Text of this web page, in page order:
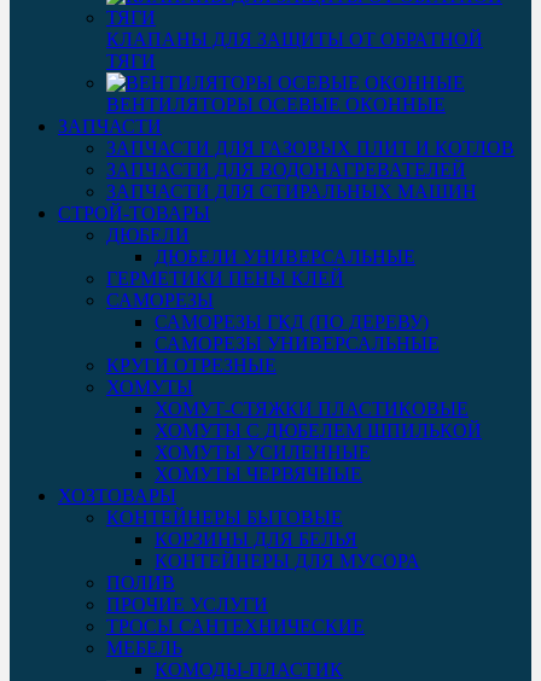
КЛАПАНЫ ДЛЯ ЗАЩИТЫ ОТ ОБРАТНОЙ
ТЯГИ
ВЕНТИЛЯТОРЫ ОСЕВЫЕ ОКОННЫЕ
ЗАПЧАСТИ
ЗАПЧАСТИ ДЛЯ ГАЗОВЫХ ПЛИТ И КОТЛОВ
ЗАПЧАСТИ ДЛЯ ВОДОНАГРЕВАТЕЛЕЙ
ЗАПЧАСТИ ДЛЯ СТИРАЛЬНЫХ МАШИН
СТРОЙ-ТОВАРЫ
ДЮБЕЛИ
ДЮБЕЛИ УНИВЕРСАЛЬНЫЕ
ГЕРМЕТИКИ ПЕНЫ КЛЕЙ
САМОРЕЗЫ
САМОРЕЗЫ ГКД (ПО ДЕРЕВУ)
САМОРЕЗЫ УНИВЕРСАЛЬНЫЕ
КРУГИ ОТРЕЗНЫЕ
ХОМУТЫ
ХОМУТ-СТЯЖКИ ПЛАСТИКОВЫЕ
ХОМУТЫ С ДЮБЕЛЕМ ШПИЛЬКОЙ
ХОМУТЫ УСИЛЕННЫЕ
ХОМУТЫ ЧЕРВЯЧНЫЕ
ХОЗТОВАРЫ
КОНТЕЙНЕРЫ БЫТОВЫЕ
КОРЗИНЫ ДЛЯ БЕЛЬЯ
КОНТЕЙНЕРЫ ДЛЯ МУСОРА
ПОЛИВ
ПРОЧИЕ УСЛУГИ
ТРОСЫ САНТЕХНИЧЕСКИЕ
МЕБЕЛЬ
КОМОДЫ-ПЛАСТИК